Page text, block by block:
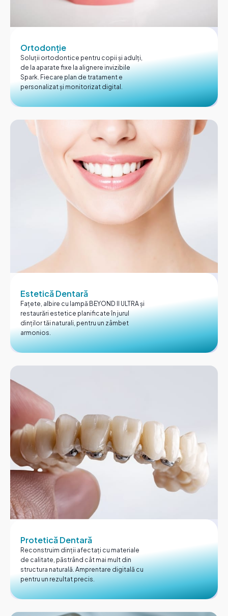
Ortodonție
Soluții ortodontice pentru copii și adulți,
de la aparate fixe la alignere invizibile
Spark. Fiecare plan de tratament e
personalizat și monitorizat digital.
Estetică Dentară
Fațete, albire cu lampă BEYOND II ULTRA și
restaurări estetice planificate în jurul
dinților tăi naturali, pentru un zâmbet
armonios.
Protetică Dentară
Reconstruim dinții afectați cu materiale
de calitate, păstrând cât mai mult din
structura naturală. Amprentare digitală cu
pentru un rezultat precis.